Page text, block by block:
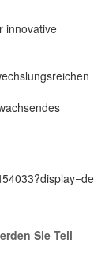
innovative
Sie Teil